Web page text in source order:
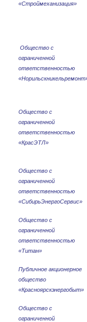
«Строймеханизация»
Общество с
ограниченной
ответственностью
Общество с
ограниченной
ответственностью
«КрасЭТЛ»
Общество с
ограниченной
ответственностью
«СибирьЭнергоСервис»
Общество с
ограниченной
ответственностью
«Титан»
Публичное акционерное
общество
«Красноярскэнергобыт»
Общество с
ограниченной